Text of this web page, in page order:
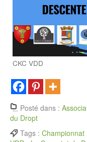
CKC VDD
Posté dans :
du Dropt
Tags :